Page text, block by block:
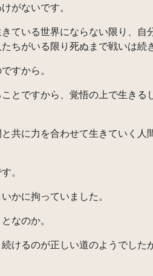
がないです。
ている世界にならない限り、自
ちがいる限り死ぬまで戦いは続
すから。
とですから、覚悟の上で生きる
共に力を合わせて生きていく人
。
かに拘っていました。
なのか。
けるのが正しい道のようでした